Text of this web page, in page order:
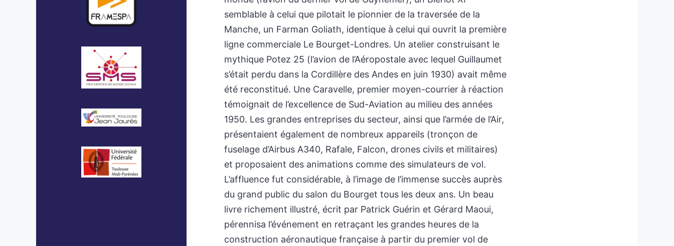
semblable à celui que pilotait le pionnier de la traversée de la
Manche, un Farman Goliath, identique à celui qui ouvrit la première
ligne commerciale Le Bourget-Londres. Un atelier construisant le
mythique Potez 25 (l’avion de l’Aéropostale avec lequel Guillaumet
s’était perdu dans la Cordillère des Andes en juin 1930) avait même
été reconstitué. Une Caravelle, premier moyen-courrier à réaction
témoignait de l’excellence de Sud-Aviation au milieu des années
1950. Les grandes entreprises du secteur, ainsi que l’armée de l’Air,
présentaient également de nombreux appareils (tronçon de
fuselage d’Airbus A340, Rafale, Falcon, drones civils et militaires)
et proposaient des animations comme des simulateurs de vol.
L’affluence fut considérable, à l’image de l’immense succès auprès
du grand public du salon du Bourget tous les deux ans. Un beau
livre richement illustré, écrit par Patrick Guérin et Gérard Maoui,
pérennisa l’événement en retraçant les grandes heures de la
construction aéronautique française à partir du premier vol de